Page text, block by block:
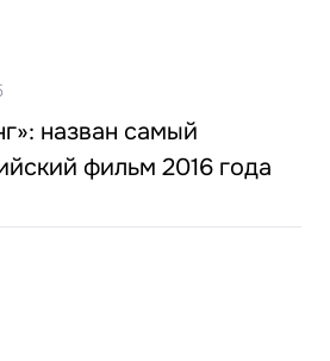
назван самый
фильм 2016 года